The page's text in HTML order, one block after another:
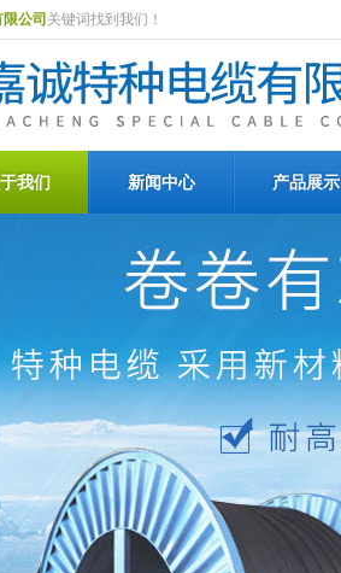
公司 关键词找到我们！
我们 新闻中心 产品展示